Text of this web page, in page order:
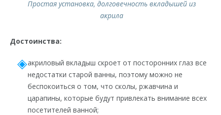
Простая установка, долговечность вкладышей из
акрила
Достоинства:
акриловый вкладыш скроет от посторонних глаз все
недостатки старой ванны, поэтому можно не
беспокоиться о том, что сколы, ржавчина и
царапины, которые будут привлекать внимание всех
посетителей ванной;